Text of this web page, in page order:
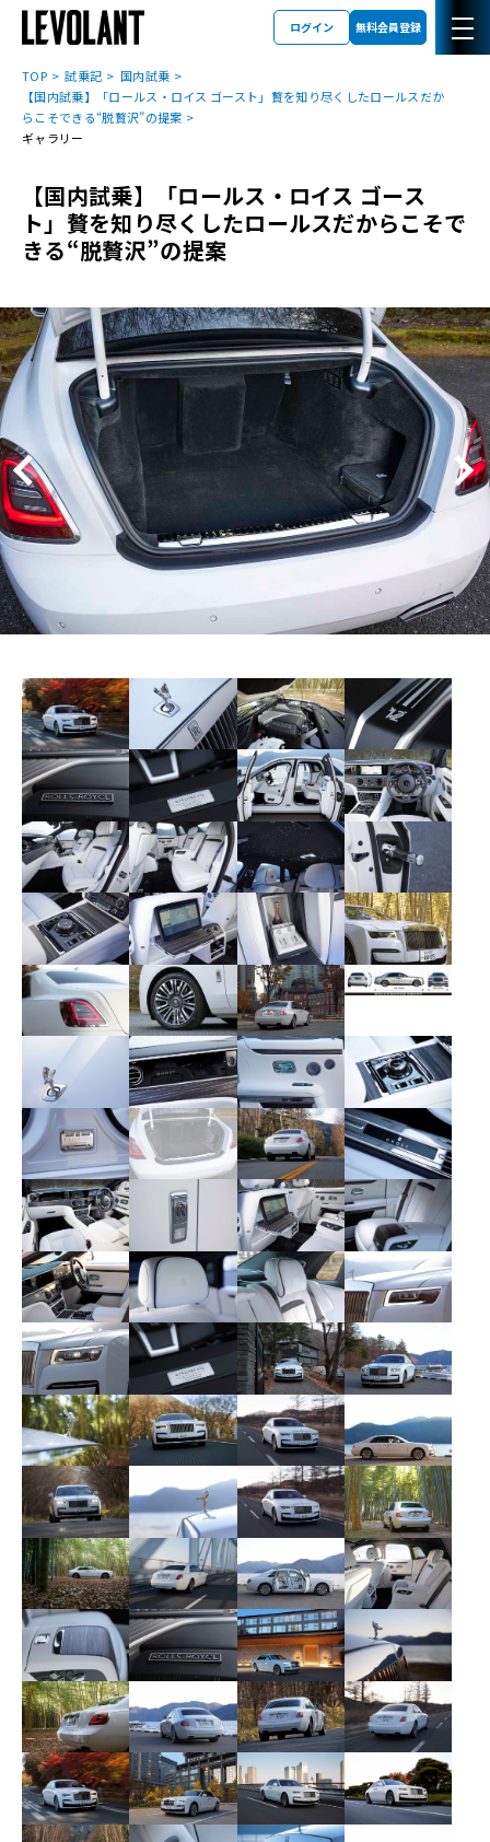
ログイン 無料会員登録
TOP 試乗記
国内試乗
【国内試乗】「ロールス・ロイス ゴースト」贅を知り尽くしたロールスだか
らこそできる“脱贅沢”の提案
ギャラリー
【国内試乗】「ロールス・ロイス ゴース
ト」贅を知り尽くしたロールスだからこそで
きる“脱贅沢”の提案